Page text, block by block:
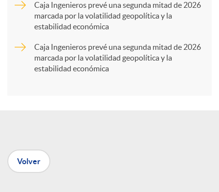
n
Caja Ingenieros prevé una segunda mitad de 2026
marcada por la volatilidad geopolítica y la
estabilidad económica
Caja Ingenieros prevé una segunda mitad de 2026
marcada por la volatilidad geopolítica y la
estabilidad económica
Volver